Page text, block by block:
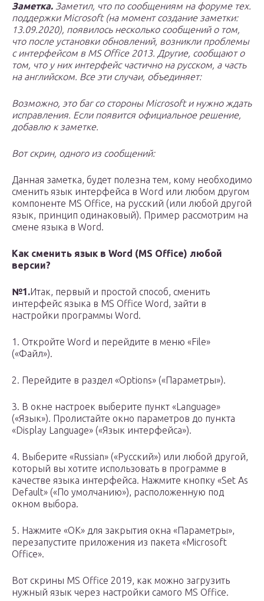
Заметка. Заметил, что по сообщениям на форуме тех.
поддержки Microsoft (на момент создание заметки:
13.09.2020), появилось несколько сообщений о том,
что после установки обновлений, возникли проблемы
с интерфейсом в MS Office 2013. Другие, сообщают о
том, что у них интерфейс частично на русском, а часть
на английском. Все эти случаи, объединяет:
Возможно, это баг со стороны Microsoft и нужно ждать
исправления. Если появится официальное решение,
добавлю к заметке.
Вот скрин, одного из сообщений:
Данная заметка, будет полезна тем, кому необходимо
сменить язык интерфейса в Word или любом другом
компоненте MS Office, на русский (или любой другой
язык, принцип одинаковый). Пример рассмотрим на
смене языка в Word.
Как сменить язык в Word (MS Office) любой
версии?
№1.Итак, первый и простой способ, сменить
интерфейс языка в MS Office Word, зайти в
настройки программы Word.
1. Откройте Word и перейдите в меню «File»
(«Файл»).
2. Перейдите в раздел «Options» («Параметры»).
3. В окне настроек выберите пункт «Language»
(«Язык»). Пролистайте окно параметров до пункта
«Display Language» («Язык интерфейса»).
4. Выберите «Russian» («Русский») или любой другой,
который вы хотите использовать в программе в
качестве языка интерфейса. Нажмите кнопку «Set As
Default» («По умолчанию»), расположенную под
окном выбора.
5. Нажмите «ОК» для закрытия окна «Параметры»,
перезапустите приложения из пакета «Microsoft
Office».
Вот скрины MS Office 2019, как можно загрузить
нужный язык через настройки самого MS Office.